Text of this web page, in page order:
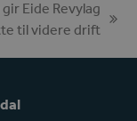
Eide Revylag
til videre drift